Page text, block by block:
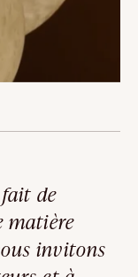
de
matière
invitons